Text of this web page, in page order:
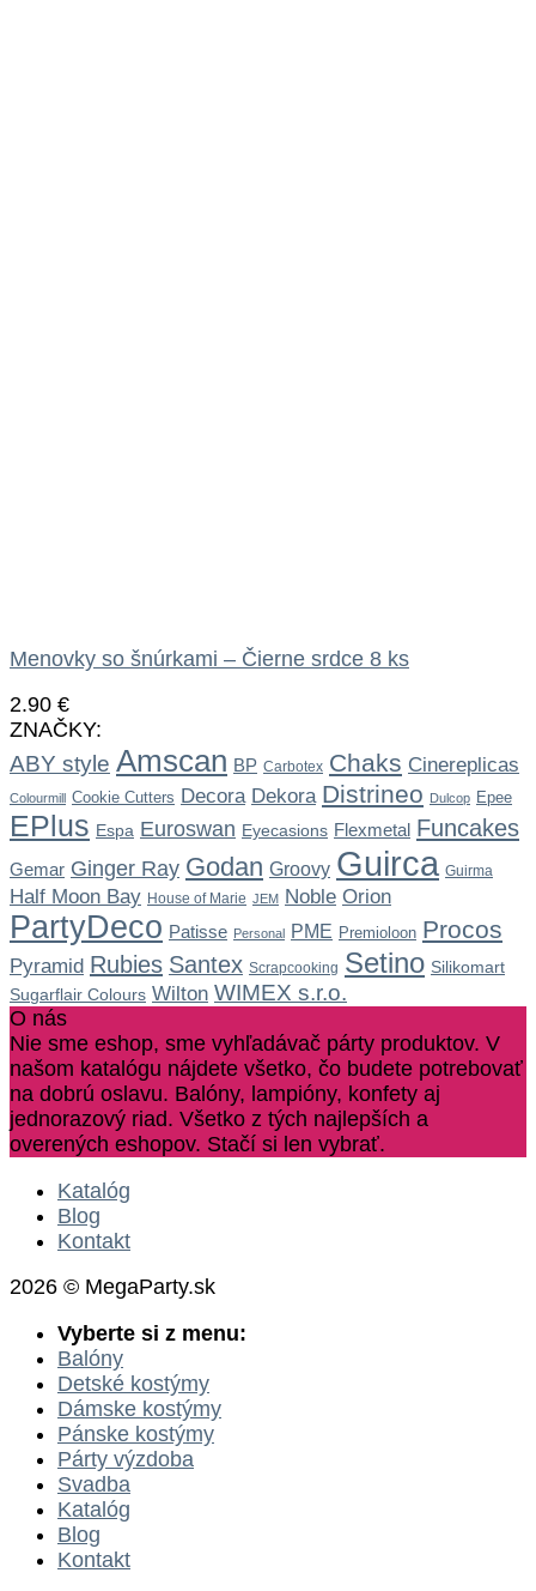
Menovky so šnúrkami – Čierne srdce 8 ks
2.90 €
ZNAČKY:
ABY style Amscan BP Carbotex Chaks Cinereplicas
Colourmill Cookie Cutters Decora Dekora Distrineo Dulcop Epee
EPlus Espa Euroswan Eyecasions Flexmetal Funcakes
Gemar Ginger Ray Godan Groovy Guirca Guirma
Half Moon Bay House of Marie JEM Noble Orion
PartyDeco Patisse Personal PME Premioloon Procos
Pyramid Rubies Santex Scrapcooking Setino Silikomart
Sugarflair Colours Wilton WIMEX s.r.o.
O nás
Nie sme eshop, sme vyhľadávač párty produktov. V
našom katalógu nájdete všetko, čo budete potrebovať
na dobrú oslavu. Balóny, lampióny, konfety aj
jednorazový riad. Všetko z tých najlepších a
overených eshopov. Stačí si len vybrať.
Katalóg
Blog
Kontakt
2026 © MegaParty.sk
Vyberte si z menu:
Balóny
Detské kostýmy
Dámske kostýmy
Pánske kostýmy
Párty výzdoba
Svadba
Katalóg
Blog
Kontakt